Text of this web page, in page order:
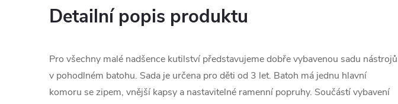
Detailní popis produktu
Pro všechny malé nadšence kutilství představujeme dobře vybavenou sadu nástrojů
v pohodlném batohu. Sada je určena pro děti od 3 let. Batoh má jednu hlavní
komoru se zipem, vnější kapsy a nastavitelné ramenní popruhy. Součástí vybavení